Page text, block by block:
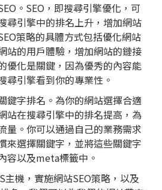
。SEO，即搜尋引擎優化，可
尋引擎中的排名上升，增加網站
策略的具體方式包括優化網站
站的用戶體驗，增加網站的鏈接
優化是關鍵，因為優秀的內容能
尋引擎看到你的專業性。
鍵字排名。為你的網站選擇合適
站在搜尋引擎中的排名提高，為
量。你可以通過自己的業務需求
來選擇關鍵字，並將這些關鍵字
容以及meta標籤中。
主機，實施網站SEO策略，以及